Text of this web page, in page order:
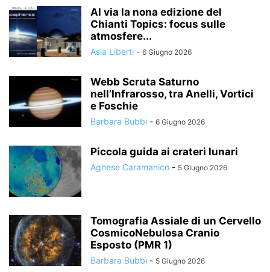
Al via la nona edizione del
Chianti Topics: focus sulle
atmosfere...
Asia Liberti - 6 Giugno 2026
Webb Scruta Saturno
nell’Infrarosso, tra Anelli, Vortici
e Foschie
Barbara Bubbi - 6 Giugno 2026
Piccola guida ai crateri lunari
Agnese Caramanico - 5 Giugno 2026
Tomografia Assiale di un Cervello
CosmicoNebulosa Cranio
Esposto (PMR 1)
Barbara Bubbi - 5 Giugno 2026